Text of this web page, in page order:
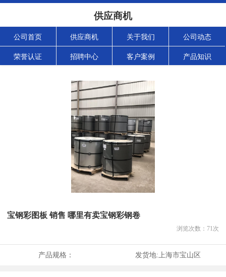
供应商机
公司首页 供应商机 关于我们 公司动态
荣誉认证 招聘中心 客户案例 产品知识
宝钢彩图板 销售 哪里有卖宝钢彩钢卷
浏览次数： 71次
产品规格： 发货地: 上海市宝山区